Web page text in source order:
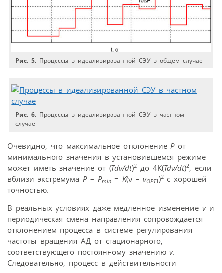
Рис. 5. Процессы в идеализированной СЭУ в общем случае
Рис. 6. Процессы в идеализированной СЭУ в частном
случае
Очевидно, что максимальное отклонение P от
минимального значения в установившемся режиме
может иметь значение от (Tdν/dt)2 до 4K(Tdν/dt)2, если
вблизи экстремума P– Pmin = K(ν – νOPT1)2 с хорошей
точностью.
В реальных условиях даже медленное изменение vи
периодическая смена направления сопровождается
отклонением процесса в системе регулирования
частоты вращения АД от стационарного,
соответствующего постоянному значению v.
Следовательно, процесс в действительности